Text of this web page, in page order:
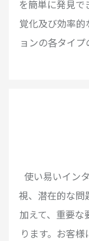
を簡単に発見
覚化及び効率
ョンの各タイ
使い易いイン
視、潜在的な問
加えて、重要な
ります。お客